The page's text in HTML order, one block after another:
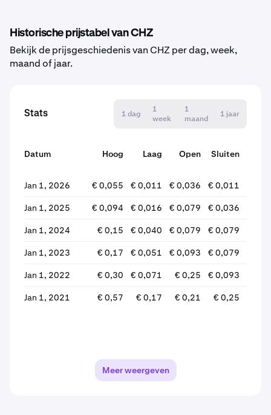
Historische prijstabel van CHZ
Bekijk de prijsgeschiedenis van CHZ per dag, week,
maand of jaar.
Stats 1 dag
1
week
1
maand
1 jaar
Datum Hoog Laag Open
Sluiten
Jan 1, 2026
€ 0,055 € 0,011 € 0,036 € 0,011
Jan 1, 2025 € 0,094 € 0,016 € 0,079 € 0,036
Jan 1, 2024 € 0,15 € 0,040 € 0,079 € 0,079
Jan 1, 2023 € 0,17 € 0,051 € 0,093 € 0,079
Jan 1, 2022 € 0,30 € 0,071 € 0,25 € 0,093
Jan 1, 2021 € 0,57 € 0,17 € 0,21 € 0,25
Meer weergeven